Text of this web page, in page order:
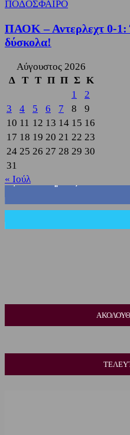
ΠΟΔΟΣΦΑΙΡΟ
ΠΑΟΚ – Αντερλεχτ 0-1:
δύσκολα!
Αύγουστος 2026
Δ
Τ Τ Π Π Σ Κ
1
2
3
4 5 6 7 8
9
10 11 12 13 14 15 16
17 18 19 20 21 22 23
24 25 26 27 28 29 30
31
« Ιούλ
3,822